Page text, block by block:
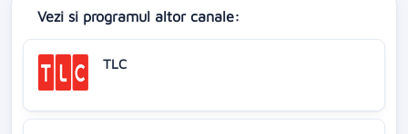
Vezi si programul altor canale:
TLC